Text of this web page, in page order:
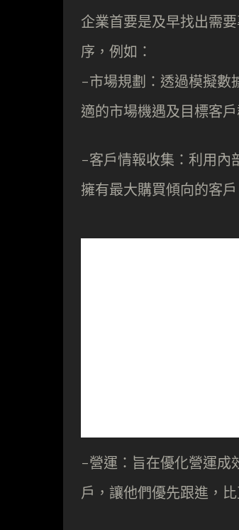
企業首要是及早找出需
序，例如：
-市場規劃：透過模擬數
適的市場機遇及目標客
-客戶情報收集：利用內
擁有最大購買傾向的客
-營運：旨在優化營運成
戶，讓他們優先跟進，